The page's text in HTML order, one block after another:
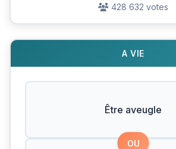
428 632 votes
A VIE
Être aveugle
OU